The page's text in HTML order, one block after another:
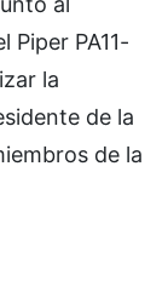
Piper PA11-
la
de la
de la